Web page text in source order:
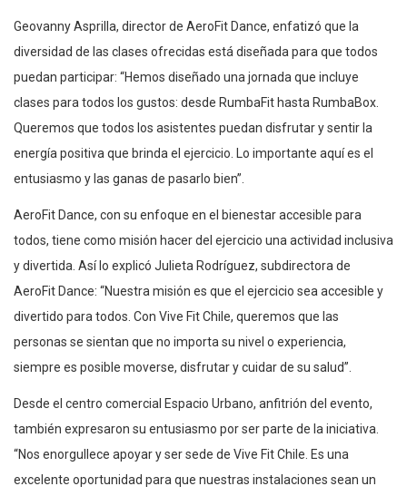
Geovanny Asprilla, director de AeroFit Dance, enfatizó que la
diversidad de las clases ofrecidas está diseñada para que todos
puedan participar: “Hemos diseñado una jornada que incluye
clases para todos los gustos: desde RumbaFit hasta RumbaBox.
Queremos que todos los asistentes puedan disfrutar y sentir la
energía positiva que brinda el ejercicio. Lo importante aquí es el
entusiasmo y las ganas de pasarlo bien”.
AeroFit Dance, con su enfoque en el bienestar accesible para
todos, tiene como misión hacer del ejercicio una actividad inclusiva
y divertida. Así lo explicó Julieta Rodríguez, subdirectora de
AeroFit Dance: “Nuestra misión es que el ejercicio sea accesible y
divertido para todos. Con Vive Fit Chile, queremos que las
personas se sientan que no importa su nivel o experiencia,
siempre es posible moverse, disfrutar y cuidar de su salud”.
Desde el centro comercial Espacio Urbano, anfitrión del evento,
también expresaron su entusiasmo por ser parte de la iniciativa.
“Nos enorgullece apoyar y ser sede de Vive Fit Chile. Es una
excelente oportunidad para que nuestras instalaciones sean un